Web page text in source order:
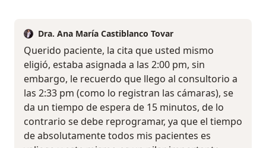
Dra. Ana María Castiblanco Tovar
Querido paciente, la cita que usted mismo
eligió, estaba asignada a las 2:00 pm, sin
embargo, le recuerdo que llego al consultorio a
las 2:33 pm (como lo registran las cámaras), se
da un tiempo de espera de 15 minutos, de lo
contrario se debe reprogramar, ya que el tiempo
de absolutamente todos mis pacientes es